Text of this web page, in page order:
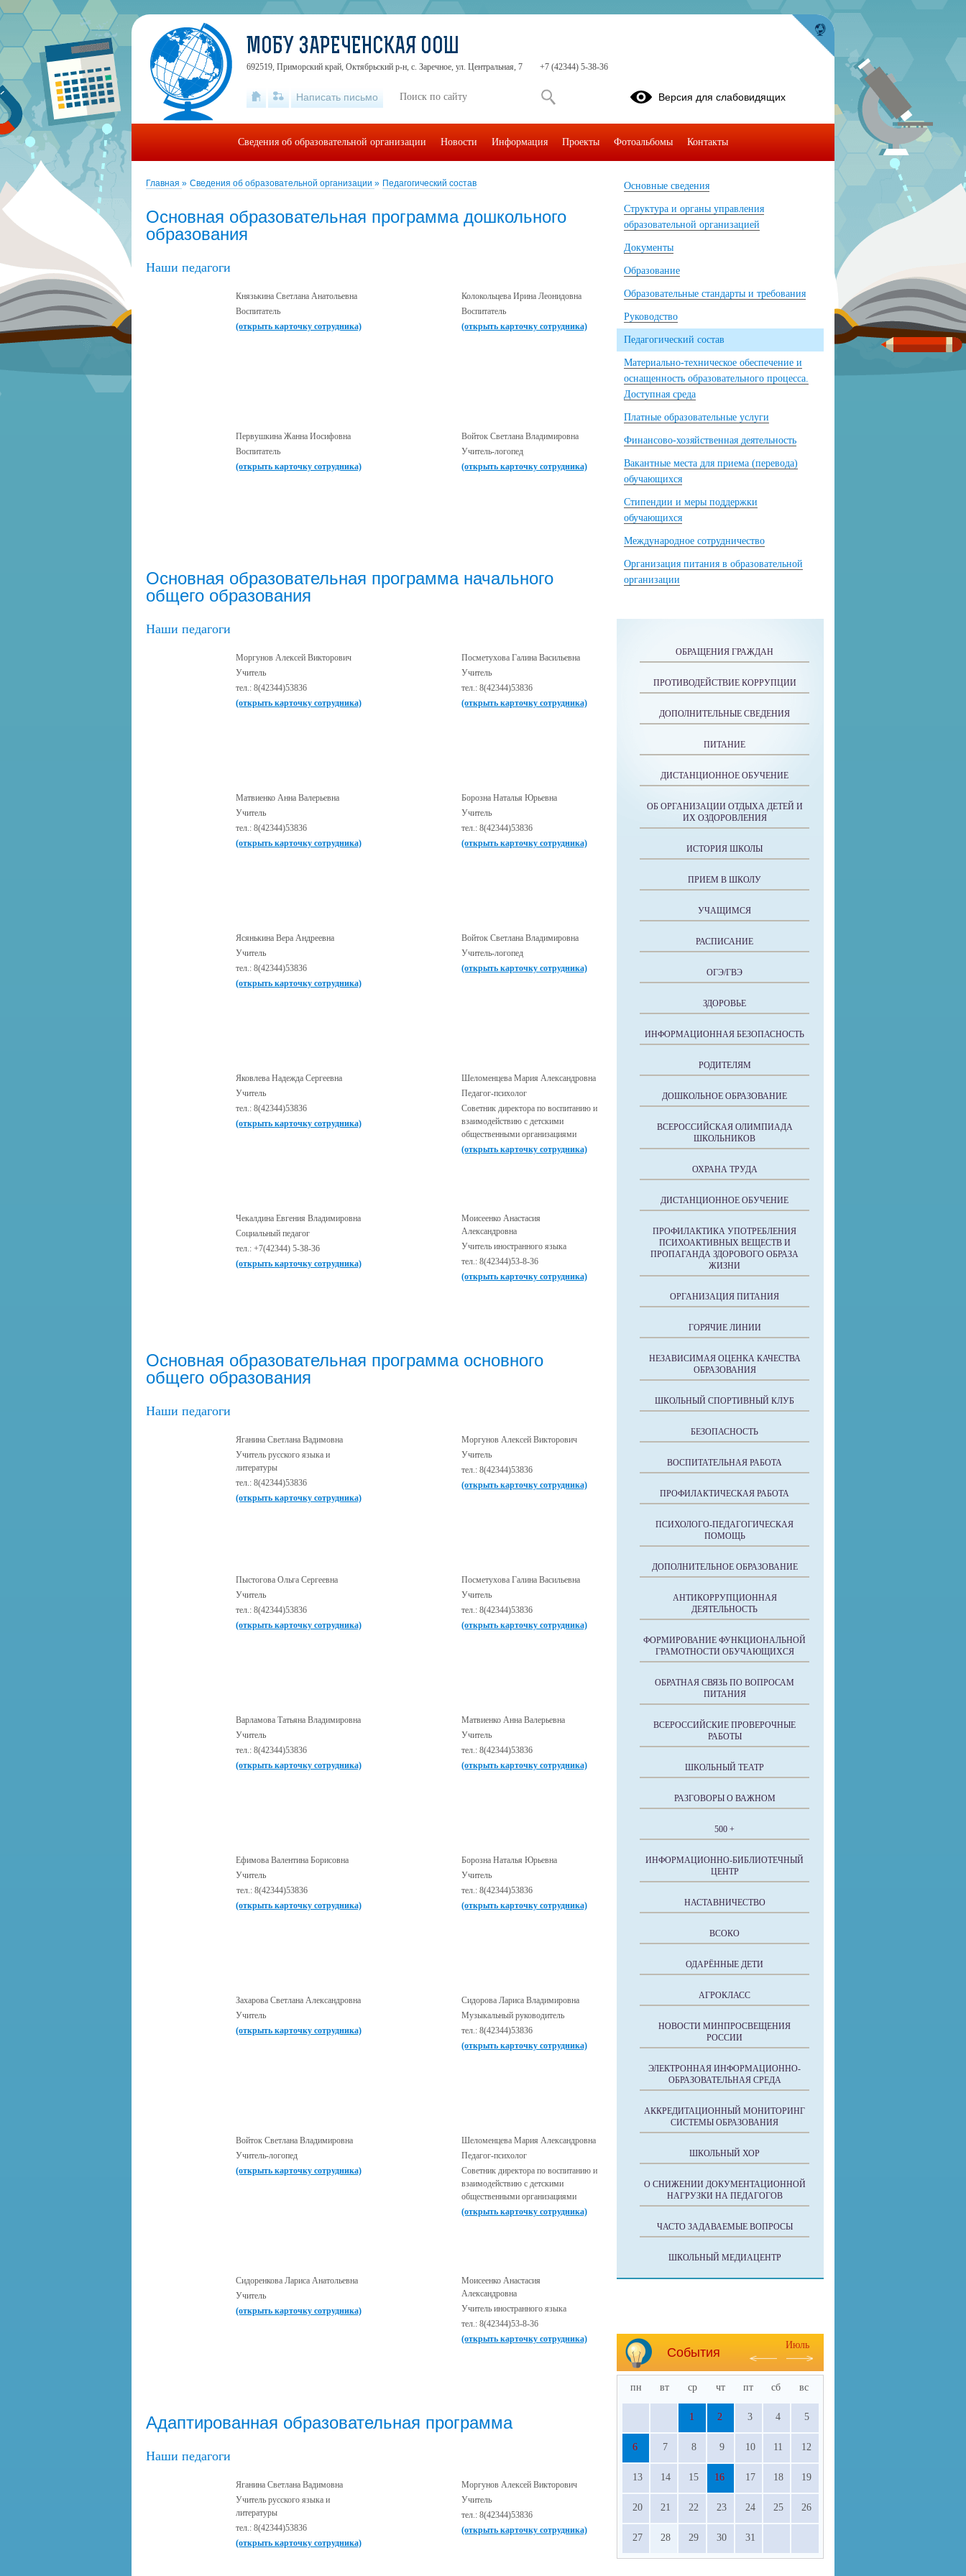
Главная » Сведения об образовательной организации » Педагогический состав
Основная образовательная программа дошкольного
образования
Наши педагоги
Князькина Светлана Анатольевна
Воспитатель
(открыть карточку сотрудника)
Колокольцева Ирина Леонидовна
Воспитатель
(открыть карточку сотрудника)
Первушкина Жанна Иосифовна
Воспитатель
(открыть карточку сотрудника)
Войток Светлана Владимировна
Учитель-логопед
(открыть карточку сотрудника)
Основная образовательная программа начального
общего образования
Наши педагоги
Моргунов Алексей Викторович
Учитель
тел.: 8(42344)53836
(открыть карточку сотрудника)
Посметухова Галина Васильевна
Учитель
тел.: 8(42344)53836
(открыть карточку сотрудника)
Матвиенко Анна Валерьевна
Учитель
тел.: 8(42344)53836
(открыть карточку сотрудника)
Борозна Наталья Юрьевна
Учитель
тел.: 8(42344)53836
(открыть карточку сотрудника)
Ясянькина Вера Андреевна
Учитель
тел.: 8(42344)53836
(открыть карточку сотрудника)
Войток Светлана Владимировна
Учитель-логопед
(открыть карточку сотрудника)
Яковлева Надежда Сергеевна
Учитель
тел.: 8(42344)53836
(открыть карточку сотрудника)
Шеломенцева Мария Александровна
Педагог-психолог
Советник директора по воспитанию и
взаимодействию с детскими
общественными организациями
(открыть карточку сотрудника)
Чекалдина Евгения Владимировна
Социальный педагог
тел.: +7(42344) 5-38-36
(открыть карточку сотрудника)
Моисеенко Анастасия
Александровна
Учитель иностранного языка
тел.: 8(42344)53-8-36
(открыть карточку сотрудника)
Основная образовательная программа основного
общего образования
Наши педагоги
Яганина Светлана Вадимовна
Учитель русского языка и
литературы
тел.: 8(42344)53836
(открыть карточку сотрудника)
Моргунов Алексей Викторович
Учитель
тел.: 8(42344)53836
(открыть карточку сотрудника)
Пыстогова Ольга Сергеевна
Учитель
тел.: 8(42344)53836
(открыть карточку сотрудника)
Посметухова Галина Васильевна
Учитель
тел.: 8(42344)53836
(открыть карточку сотрудника)
Варламова Татьяна Владимировна
Учитель
тел.: 8(42344)53836
(открыть карточку сотрудника)
Матвиенко Анна Валерьевна
Учитель
тел.: 8(42344)53836
(открыть карточку сотрудника)
Ефимова Валентина Борисовна
Учитель
тел.: 8(42344)53836
(открыть карточку сотрудника)
Борозна Наталья Юрьевна
Учитель
тел.: 8(42344)53836
(открыть карточку сотрудника)
Захарова Светлана Александровна
Учитель
(открыть карточку сотрудника)
Сидорова Лариса Владимировна
Музыкальный руководитель
тел.: 8(42344)53836
(открыть карточку сотрудника)
Войток Светлана Владимировна
Учитель-логопед
(открыть карточку сотрудника)
Шеломенцева Мария Александровна
Педагог-психолог
Советник директора по воспитанию и
взаимодействию с детскими
общественными организациями
(открыть карточку сотрудника)
Сидоренкова Лариса Анатольевна
Учитель
(открыть карточку сотрудника)
Моисеенко Анастасия
Александровна
Учитель иностранного языка
тел.: 8(42344)53-8-36
(открыть карточку сотрудника)
Адаптированная образовательная программа
Наши педагоги
Яганина Светлана Вадимовна
Учитель русского языка и
литературы
тел.: 8(42344)53836
(открыть карточку сотрудника)
Моргунов Алексей Викторович
Учитель
тел.: 8(42344)53836
(открыть карточку сотрудника)
Основные сведения
Структура и органы управления
образовательной организацией
Документы
Образование
Образовательные стандарты и требования
Руководство
Педагогический состав
Материально-техническое обеспечение и
оснащенность образовательного процесса.
Доступная среда
Платные образовательные услуги
Финансово-хозяйственная деятельность
Вакантные места для приема (перевода)
обучающихся
Стипендии и меры поддержки
обучающихся
Международное сотрудничество
Организация питания в образовательной
организации
ОБРАЩЕНИЯ ГРАЖДАН
ПРОТИВОДЕЙСТВИЕ КОРРУПЦИИ
ДОПОЛНИТЕЛЬНЫЕ СВЕДЕНИЯ
ПИТАНИЕ
ДИСТАНЦИОННОЕ ОБУЧЕНИЕ
ОБ ОРГАНИЗАЦИИ ОТДЫХА ДЕТЕЙ И
ИХ ОЗДОРОВЛЕНИЯ
ИСТОРИЯ ШКОЛЫ
ПРИЕМ В ШКОЛУ
УЧАЩИМСЯ
РАСПИСАНИЕ
ОГЭ/ГВЭ
ЗДОРОВЬЕ
ИНФОРМАЦИОННАЯ БЕЗОПАСНОСТЬ
РОДИТЕЛЯМ
ДОШКОЛЬНОЕ ОБРАЗОВАНИЕ
ВСЕРОССИЙСКАЯ ОЛИМПИАДА
ШКОЛЬНИКОВ
ОХРАНА ТРУДА
ДИСТАНЦИОННОЕ ОБУЧЕНИЕ
ПРОФИЛАКТИКА УПОТРЕБЛЕНИЯ
ПСИХОАКТИВНЫХ ВЕЩЕСТВ И
ПРОПАГАНДА ЗДОРОВОГО ОБРАЗА
ЖИЗНИ
ОРГАНИЗАЦИЯ ПИТАНИЯ
ГОРЯЧИЕ ЛИНИИ
НЕЗАВИСИМАЯ ОЦЕНКА КАЧЕСТВА
ОБРАЗОВАНИЯ
ШКОЛЬНЫЙ СПОРТИВНЫЙ КЛУБ
БЕЗОПАСНОСТЬ
ВОСПИТАТЕЛЬНАЯ РАБОТА
ПРОФИЛАКТИЧЕСКАЯ РАБОТА
ПСИХОЛОГО-ПЕДАГОГИЧЕСКАЯ
ПОМОЩЬ
ДОПОЛНИТЕЛЬНОЕ ОБРАЗОВАНИЕ
АНТИКОРРУПЦИОННАЯ
ДЕЯТЕЛЬНОСТЬ
ФОРМИРОВАНИЕ ФУНКЦИОНАЛЬНОЙ
ГРАМОТНОСТИ ОБУЧАЮЩИХСЯ
ОБРАТНАЯ СВЯЗЬ ПО ВОПРОСАМ
ПИТАНИЯ
ВСЕРОССИЙСКИЕ ПРОВЕРОЧНЫЕ
РАБОТЫ
ШКОЛЬНЫЙ ТЕАТР
РАЗГОВОРЫ О ВАЖНОМ
500 +
ИНФОРМАЦИОННО-БИБЛИОТЕЧНЫЙ
ЦЕНТР
НАСТАВНИЧЕСТВО
ВСОКО
ОДАРЁННЫЕ ДЕТИ
АГРОКЛАСС
НОВОСТИ МИНПРОСВЕЩЕНИЯ
РОССИИ
ЭЛЕКТРОННАЯ ИНФОРМАЦИОННО-
ОБРАЗОВАТЕЛЬНАЯ СРЕДА
АККРЕДИТАЦИОННЫЙ МОНИТОРИНГ
СИСТЕМЫ ОБРАЗОВАНИЯ
ШКОЛЬНЫЙ ХОР
О СНИЖЕНИИ ДОКУМЕНТАЦИОННОЙ
НАГРУЗКИ НА ПЕДАГОГОВ
ЧАСТО ЗАДАВАЕМЫЕ ВОПРОСЫ
ШКОЛЬНЫЙ МЕДИАЦЕНТР
События
Июль
пн вт ср чт пт сб вс
1 2 3 4 5
6 7 8 9 10 11 12
13 14 15 16 17 18 19
20 21 22 23 24 25 26
27 28 29 30 31
МОБУ ЗАРЕЧЕНСКАЯ ООШ
692519, Приморский край, Октябрьский р-н, с. Заречное, ул. Центральная, 7 +7 (42344) 5-38-36
Написать письмо Версия для слабовидящих
Сведения об образовательной организации Новости Информация Проекты Фотоальбомы Контакты